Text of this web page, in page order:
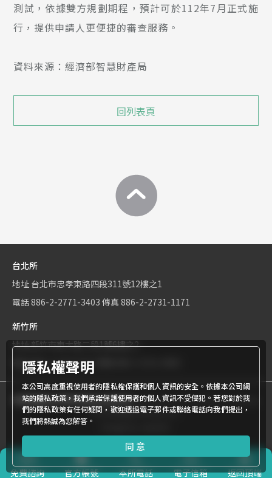
測試，依據雙方規劃期程，預計可於112年7月正式施
行，提供申請人更便捷的審查服務。
資料來源：經濟部智慧財產局
回列表頁
台北所
地址 台北市忠孝東路四段311號12樓之1
電話886-2-2771-3403 傳真 886-2-2731-1171
新竹所
地址新竹市東大路二段1號6樓之2
電話886-3-534-9161
商標權屬世界專利有限公司所有© World Patent Limited Company
Inc All Rights Reserved.
免費諮詢 官方帳號 本所電話 電子信箱 返回頂端
隱私權聲明
本公司高度重視使用者的隱私權保護和個人資訊的安全。依據本公司網
站的隱私政策，我們承諾保護使用者的個人資訊不受侵犯。若您對於我
們的隱私政策有任何疑問，歡迎透過電子郵件或聯絡電話向我們提出，
我們將熱誠為您解答。
同意